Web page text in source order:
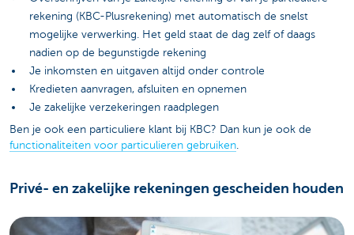
rekening (KBC-Plusrekening) met automatisch de snelst
mogelijke verwerking. Het geld staat de dag zelf of daags
nadien op de begunstigde rekening
Je inkomsten en uitgaven altijd onder controle
Kredieten aanvragen, afsluiten en opnemen
Je zakelijke verzekeringen raadplegen
Ben je ook een particuliere klant bij KBC? Dan kun je ook de
functionaliteiten voor particulieren gebruiken.
Privé- en zakelijke rekeningen gescheiden houden